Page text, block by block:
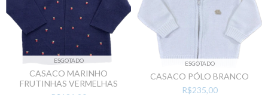
ESGOTADO
CASACO MARINHO
FRUTINHAS VERMELHAS
ESGOTADO
CASACO PÓLO BRANCO
R$235,00